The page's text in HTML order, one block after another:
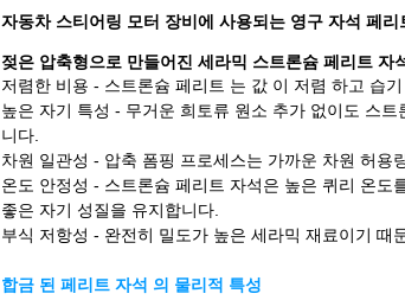
자동차 스티어링 모터 장비에 사용되는 영구 자석 페리
젖은 압축형으로 만들어진 세라믹 스트론슘 페리트 자
저렴한 비용 - 스트론슘 페리트 는 값 이 저렴 하고 습
높은 자기 특성 - 무거운 희토류 원소 추가 없이도 스
니다.
차원 일관성 - 압축 폼핑 프로세스는 가까운 차원 허용
온도 안정성 - 스트론슘 페리트 자석은 높은 퀴리 온
좋은 자기 성질을 유지합니다.
부식 저항성 - 완전히 밀도가 높은 세라믹 재료이기 때
합금 된 페리트 자석 의 물리적 특성